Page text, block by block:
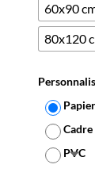
60x90
80x120
PVC